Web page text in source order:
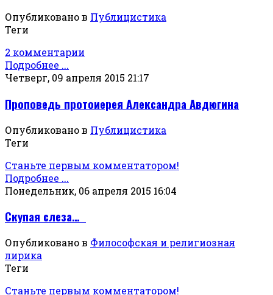
Опубликовано в Публицистика
Теги
2 комментарии
Подробнее ...
Четверг, 09 апреля 2015 21:17
Проповедь протоиерея Александра Авдюгина
Опубликовано в Публицистика
Теги
Станьте первым комментатором!
Подробнее ...
Понедельник, 06 апреля 2015 16:04
Скупая слеза…
Опубликовано в Философская и религиозная
лирика
Теги
Станьте первым комментатором!